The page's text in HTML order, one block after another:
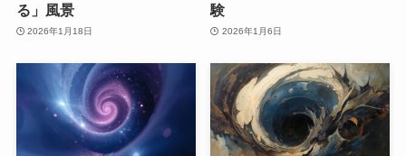
る」風景
2026年1月18日
験
2026年1月6日